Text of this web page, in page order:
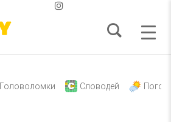
Головоломки Словодей